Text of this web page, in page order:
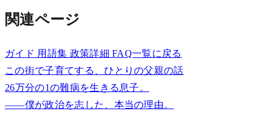
関連ページ
ガイド 用語集 政策詳細FAQ一覧に戻る
この街で子育てする、ひとりの父親の話
26万分の1の難病を生きる息子。
——僕が政治を志した、本当の理由。